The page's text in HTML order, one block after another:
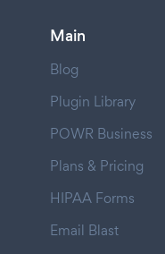
Main
Blog
Plugin Library
POWR Business
Plans & Pricing
HIPAA Forms
Email Blast